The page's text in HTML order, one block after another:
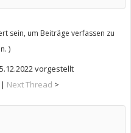
sein, um Beiträge verfassen zu
)
vorgestellt
| Next Thread >